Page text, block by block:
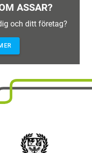
ASSAR?
och ditt företag?